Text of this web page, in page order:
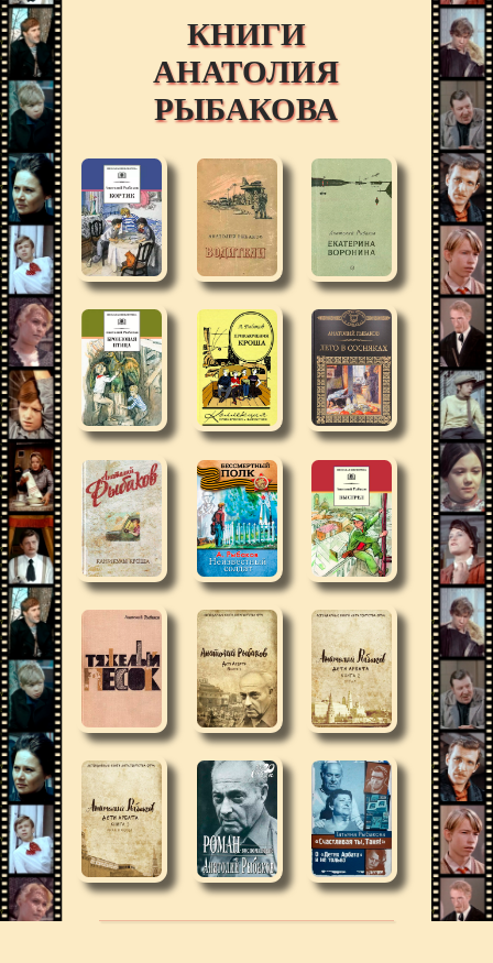
КНИГИ
АНАТОЛИЯ
РЫБАКОВА